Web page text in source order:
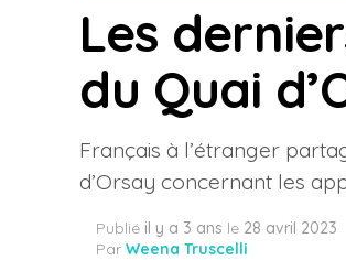
Les
du Quai
Français à l’étranger
d’Orsay concernant les
Publié il y a 3 ans le 28 avril 2023
Par Weena Truscelli